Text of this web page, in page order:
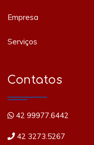
Empresa
Serviços
Contatos
42 99977.6442
42 3273.5267